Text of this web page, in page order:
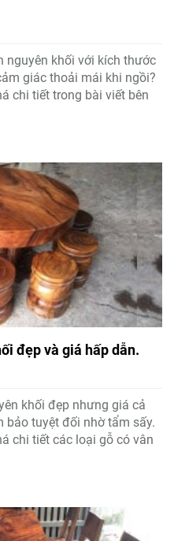
nguyên khối với kích thước
giác thoải mái khi ngồi?
chi tiết trong bài viết bên
đẹp và giá hấp dẫn.
khối đẹp nhưng giá cả
bảo tuyệt đối nhờ tẩm sấy.
chi tiết các loại gỗ có vân